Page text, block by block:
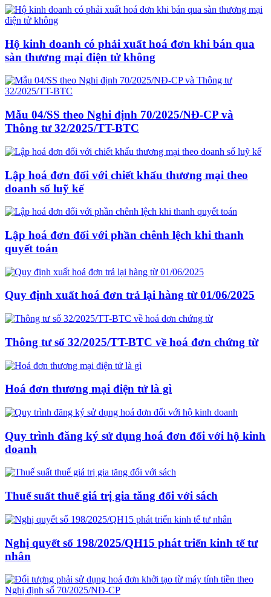
Hộ kinh doanh có phải xuất hoá đơn khi bán qua
sàn thương mại điện tử không
Mẫu 04/SS theo Nghi định 70/2025/NĐ-CP và
Thông tư 32/2025/TT-BTC
Lập hoá đơn đối với chiết khấu thương mại theo
doanh số luỹ kế
Lập hoá đơn đối với phần chênh lệch khi thanh
quyết toán
Quy định xuất hoá đơn trả lại hàng từ 01/06/2025
Thông tư số 32/2025/TT-BTC về hoá đơn chứng từ
Hoá đơn thương mại điện tử là gì
Quy trình đăng ký sử dụng hoá đơn đối với hộ kinh
doanh
Thuế suất thuế giá trị gia tăng đối với sách
Nghị quyết số 198/2025/QH15 phát triển kinh tế tư
nhân